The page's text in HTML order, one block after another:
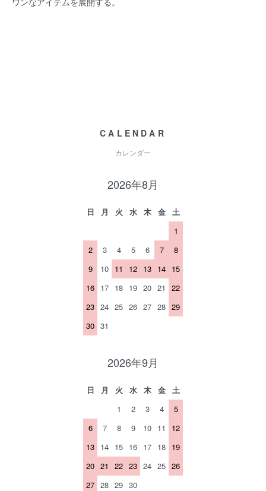
CALENDAR
カレンダー
2026年8月
日 月 火 水 木 金
土
1
2
3 4 5 6 7
8
9
10 11 12 13 14 15
16 17 18 19 20 21
22
23 24 25 26 27 28 29
30 31
2026年9月
日 月 火 水 木 金
土
1
2 3 4
5
6
7 8 9 10 11
12
13 14 15 16 17 18 19
20 21 22 23 24 25 26
27 28 29 30